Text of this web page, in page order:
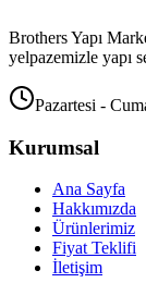
Brothers Yapı
yelpazemizle yapı
Pazartesi -
Kurumsal
Ana Sayfa
Hakkımızda
Ürünlerimiz
Fiyat Teklifi
İletişim